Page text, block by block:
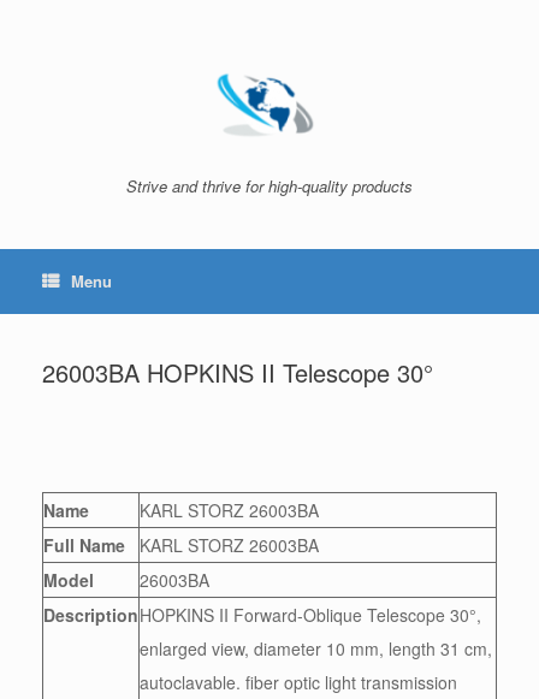
Strive and thrive for high-quality products
Menu
26003BA HOPKINS II Telescope 30°
Name
KARL STORZ 26003BA
Full Name
KARL STORZ 26003BA
Model
26003BA
DescriptionHOPKINS II Forward-Oblique Telescope 30°,
enlarged view, diameter 10 mm, length 31 cm,
autoclavable. fiber optic light transmission